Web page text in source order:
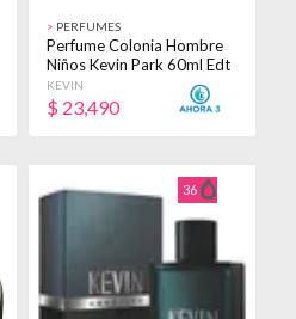
> PERFUMES
Perfume Colonia Hombre
Niños Kevin Park 60ml Edt
Original
KEVIN
$ 23,490
36